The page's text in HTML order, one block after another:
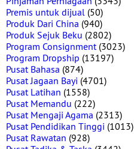
Premis untuk dijual (50)
Produk Dari China (940)
Produk Sejuk Beku (2802)
Program Consignment(3023)
Program Dropship (13197)
Pusat Bahasa (874)
Pusat Jagaan Bayi (4701)
Pusat Latihan (1558)
Pusat Memandu (222)
Pusat Mengaji Agama (2313)
Pusat Pendidikan Tinggi (1013)
Pusat Rawatan (928)